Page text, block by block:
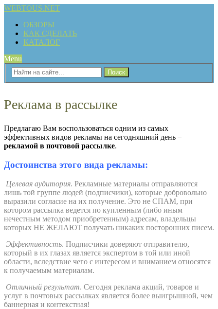
WEBTOUS.NET
ОБЗОРЫ
КАК СДЕЛАТЬ
КАТАЛОГ
Menu
Реклама в рассылке
Предлагаю Вам воспользоваться одним из самых
эффективных видов рекламы на сегодняшний день –
рекламой в почтовой рассылке.
Достоинства этого вида рекламы:
Целевая аудитория. Рекламные материалы отправляются
лишь той группе людей (подписчики), которые добровольно
выразили согласие на их получение. Это не СПАМ, при
котором рассылка ведется по купленным (либо иным
нечестным методом приобретенным) адресам, владельцы
которых НЕ ЖЕЛАЮТ получать никаких посторонних писем.
Эффективность. Подписчики доверяют отправителю,
который в их глазах является экспертом в той или иной
области, вследствие чего с интересом и вниманием относятся
к получаемым материалам.
Отличный результат. Сегодня реклама акций, товаров и
услуг в почтовых рассылках является более выигрышной, чем
баннерная и контекстная!